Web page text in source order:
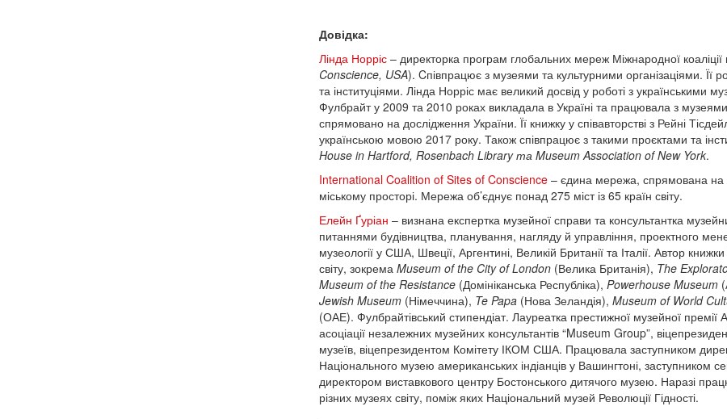
Довідка:
Лінда Норріс– директорка програм глобальних мереж Міжнародної коаліції
Conscience, USA). Cпівпрацює з музеями та культурними організаціями. Її
та інституціями. Лінда Норріс має великий досвід у роботі з українськими
Фулбрайт у 2009 та 2010 роках викладала в Україні та працювала з музеями
спрямовано на дослідження України. Її книжку у співавторстві з Рейні
українською мовою 2017 року. Також співпрацює з такими проєктами та
House in Hartford, Rosenbach Library та Museum Association of New York.
International Coalition of Sites of Conscience– єдина мережа, спрямована на
міському просторі. Мережа об’єднує понад 275 міст із 65 країн світу.
Елейн Ґуріан – визнана експертка музейної справи та консультантка
питаннями будівництва, планування, нагляду й управління, проектного
музеології у США, Швеції, Аргентині, Великій Британії та Італії. Автор
світу, зокрема Museum of the City of London(Велика Британія), The
Museum of the Resistance(Домініканська Республіка), Powerhouse Museum
Jewish Museum(Німеччина), Te Papa(Нова Зеландія), Museum of World
(ОАЕ). Фулбрайтівський стипендіат. Лауреатка престижної музейної премії
асоціації незалежних музейних консультантів “Museum Group”,
музеїв, віцепрезидентом Комітету ІКОМ США. Працювала заступником
Національного музею американських індіанців у Вашингтоні, заступником
директором виставкового центру Бостонського дитячого музею. Наразі
різних музеях світу, поміж яких Національний музей Революції Гідності.